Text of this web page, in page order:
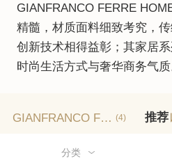
GIANFRANCO FERRE
精髓，材质面料细致考究，
创新技术相得益彰；其家居
时尚生活方式与奢华商务气质
GIANFRANCO FERRE HOME (4) 推荐
分类